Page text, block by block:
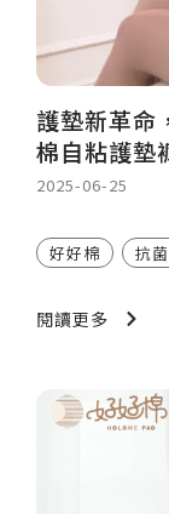
護墊新革命
棉自粘護墊
2025-06-25
好好棉 抗
閱讀更多